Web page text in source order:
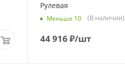
Рулевая
Меньше 10 (В наличии)
44 916 ₽/шт